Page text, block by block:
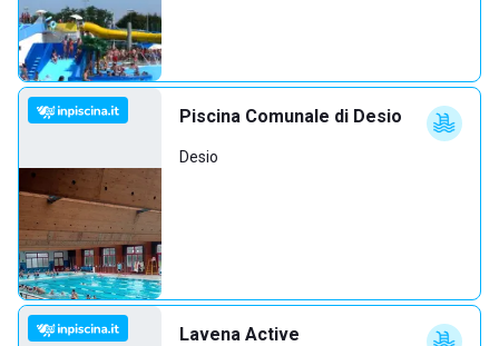
Piscina Comunale di Desio
Desio
Lavena Active